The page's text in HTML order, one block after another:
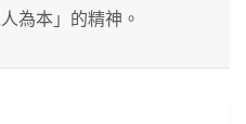
為本」的精神。